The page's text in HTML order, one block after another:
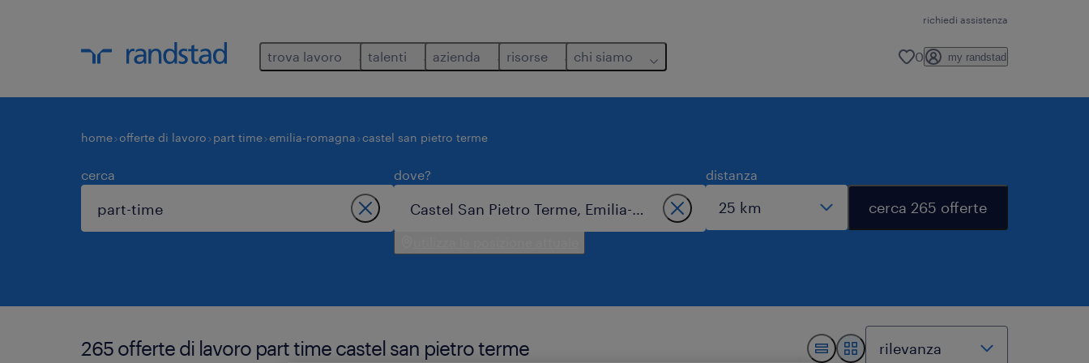
richiedi assistenza
trova lavoro talenti azienda risorse chi siamo 0 my randstad
home offerte di lavoro part time emilia-romagna castel san pietro terme
cerca dove? distanza
cerca 265 offerte
265 offerte di lavoro part time castel san pietro terme